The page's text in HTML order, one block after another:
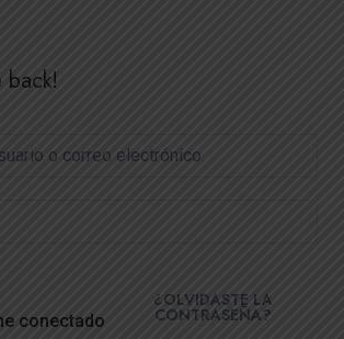
conectado
¿OLVIDASTE LA
CONTRASEÑA?